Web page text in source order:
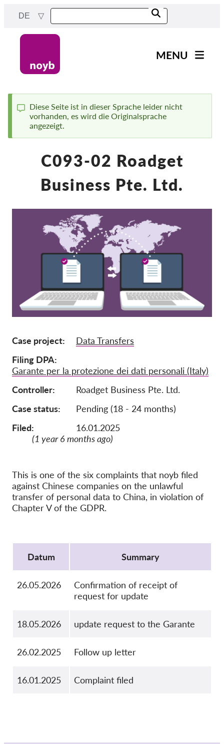
content
DE
navigation
MENU
Fälle nach Projekten
Fälle nach Behörden
Fälle nach Unternehmen
Jetzt Unterstützen!
Mitgliedschaft
Spenden
Sponsoring
Spendenabsetzbarkeit
Member Login
Über uns
Jobs
Verbandsklagen
Kontakt
GDPRhub
Status
message
Diese Seite ist in dieser Sprache leider nicht
vorhanden, es wird die Originalsprache
angezeigt.
C093-02 Roadget
Business Pte. Ltd.
Case project
Data Transfers
Filing DPA
Garante per la protezione dei dati personali (Italy)
Controller
Roadget Business Pte. Ltd.
Case status
Pending (18 - 24 months)
Filed:
16.01.2025
(1 year 6 months ago)
This is one of the six complaints that noyb filed
against Chinese companies on the unlawful
transfer of personal data to China, in violation of
Chapter V of the GDPR.
Datum
Summary
26.05.2026
Confirmation of receipt of
request for update
18.05.2026 update request to the Garante
26.02.2025 Follow up letter
16.01.2025 Complaint filed